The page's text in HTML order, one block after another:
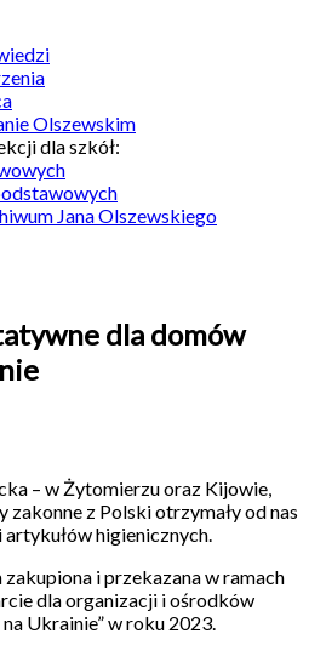
Olszewskim
dla szkół:
Jana Olszewskiego
dla domów
– w Żytomierzu oraz Kijowie,
z Polski otrzymały od nas
higienicznych.
i przekazana w ramach
dla organizacji i ośrodków
Ukrainie” w roku 2023.